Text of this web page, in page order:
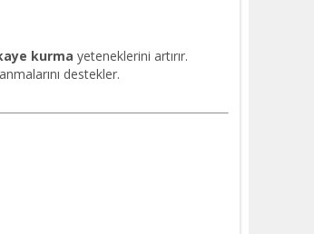
kurma yeteneklerini artırır.
destekler.